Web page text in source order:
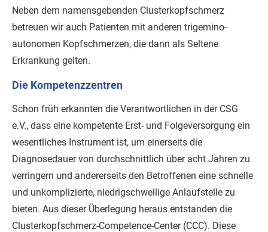
Neben dem namensgebenden Clusterkopfschmerz
betreuen wir auch Patienten mit anderen trigemino-
autonomen Kopfschmerzen, die dann als Seltene
Erkrankung gelten.
Die Kompetenzzentren
Schon früh erkannten die Verantwortlichen in der CSG
e.V., dass eine kompetente Erst- und Folgeversorgung ein
wesentliches Instrument ist, um einerseits die
Diagnosedauer von durchschnittlich über acht Jahren zu
verringern und andererseits den Betroffenen eine schnelle
und unkomplizierte, niedrigschwellige Anlaufstelle zu
bieten. Aus dieser Überlegung heraus entstanden die
Clusterkopfschmerz-Competence-Center (CCC). Diese